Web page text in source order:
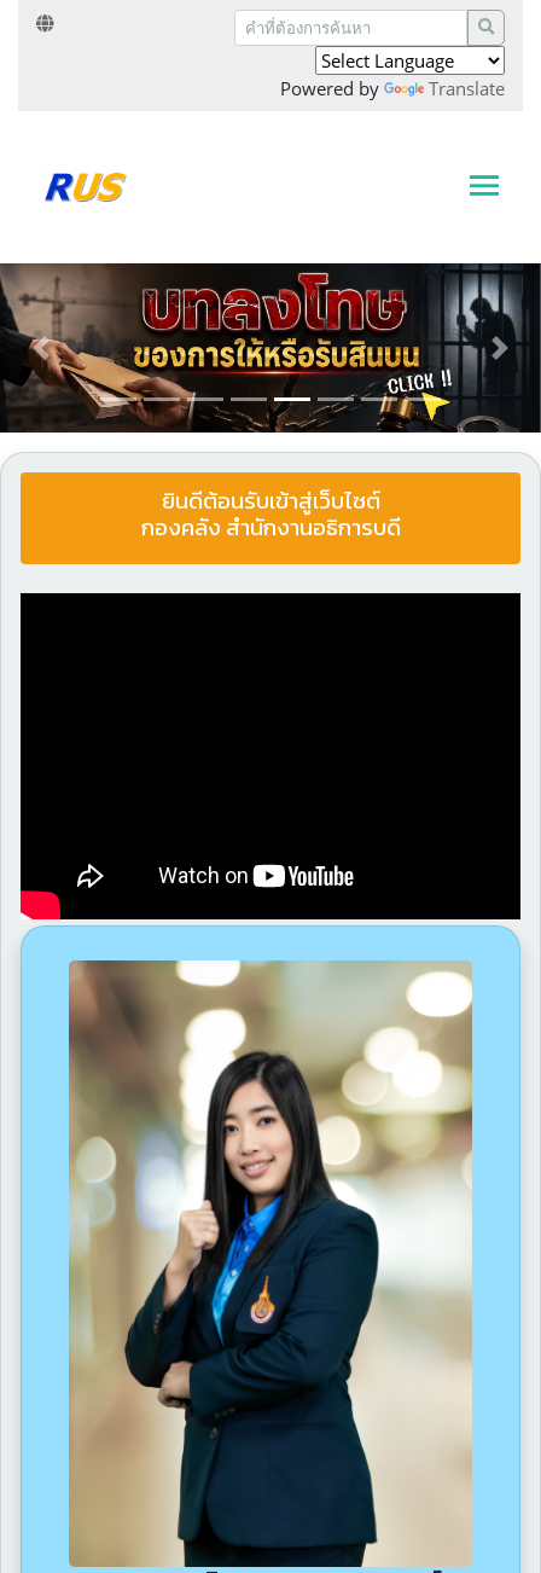
Powered by Translate
Previous Next
ยินดีต้อนรับเข้าสู่เว็บไซต์
กองคลัง สำนักงานอธิการบดี